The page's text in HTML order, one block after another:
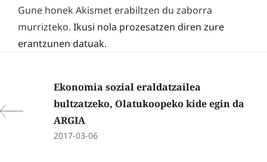
Gune honek Akismet erabiltzen du zaborra
murrizteko. Ikusi nola prozesatzen diren zure
erantzunen datuak.
Ekonomia sozial eraldatzailea
bultzatzeko, Olatukoopeko kide egin da
ARGIA
2017-03-06